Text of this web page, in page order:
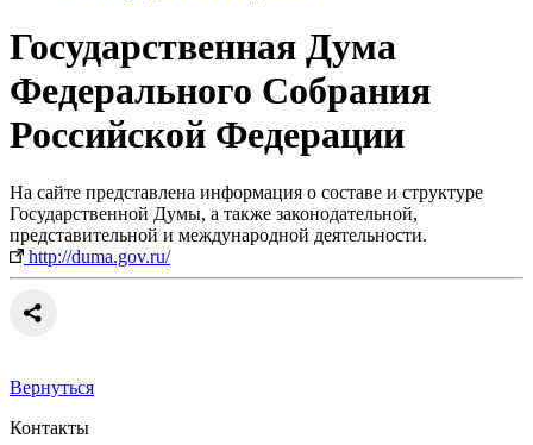
Государственная Дума
Федерального Собрания
Российской Федерации
На сайте представлена информация о составе и структуре
Государственной Думы, а также законодательной,
представительной и международной деятельности.
http://duma.gov.ru/
Вернуться
Контакты